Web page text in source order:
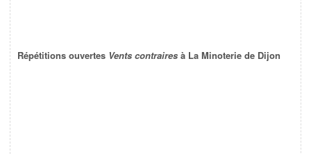
Répétitions ouvertes Vents contraires à La Minoterie de Dijon